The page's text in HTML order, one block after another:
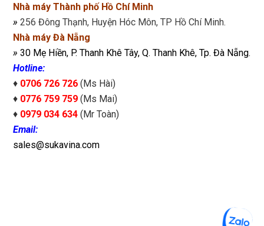
Nhà máy Thành phố Hồ Chí Minh
» 256 Đông Thạnh, Huyện Hóc Môn, TP Hồ Chí Minh.
Nhà máy Đà Nẵng
» 30 Mẹ Hiền, P. Thanh Khê Tây, Q. Thanh Khê, Tp. Đà Nẵng.
Hotline:
♦ 0706 726 726(Ms Hài)
♦ 0776 759 759(Ms Mai)
♦ 0979 034 634 (Mr Toàn)
Email:
sales@sukavina.com